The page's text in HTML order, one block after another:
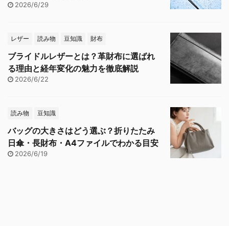
2026/6/29
レザー 読み物 豆知識 財布
ブライドルレザーとは？革財布に選ばれ
る理由と経年変化の魅力を徹底解説
2026/6/22
読み物 豆知識
バッグの大きさはどう選ぶ？折りたたみ
日傘・長財布・A4ファイルでわかる目安
2026/6/19